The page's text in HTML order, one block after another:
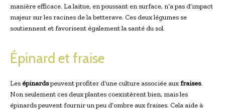
manière efficace. La laitue, en poussant en surface, n’a pas d’impact
majeur sur les racines de la betterave. Ces deux légumes se
soutiennent et favorisent également la santé du sol.
Épinard et fraise
Les épinardspeuvent profiter d’une culture associée auxfraises.
Non seulement ces deux plantes coexistèrent bien, mais les
épinards peuvent fournir un peu d’ombre aux fraises. Cela aide à